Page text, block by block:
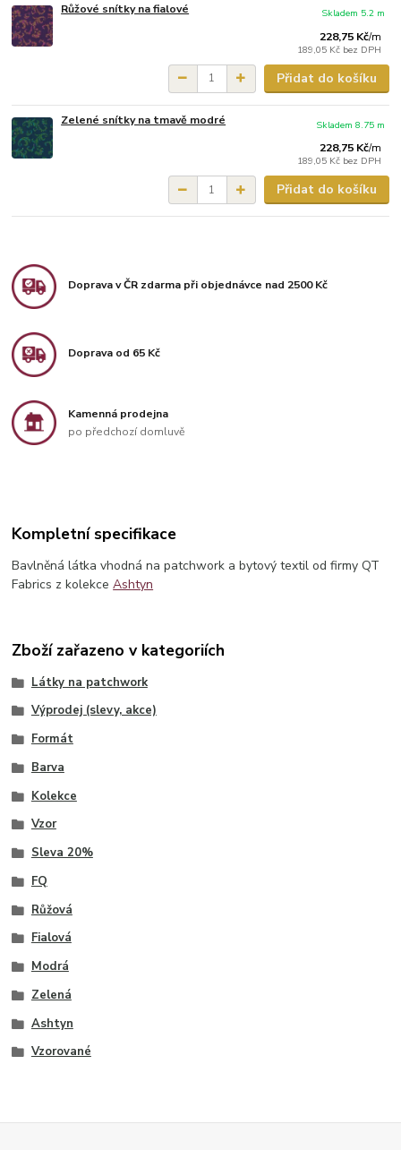
Růžové snítky na fialové
228,75 Kč/m
189,05 Kč bez DPH
Skladem 5.2 m
Přidat do košíku
Zelené snítky na tmavě modré
228,75 Kč/m
189,05 Kč bez DPH
Skladem 8.75 m
Přidat do košíku
Doprava v ČR zdarma při objednávce nad 2500 Kč
Doprava od 65 Kč
Kamenná prodejna
po předchozí domluvě
Kompletní specifikace
Bavlněná látka vhodná na patchwork a bytový textil od firmy QT
Fabrics z kolekceAshtyn
Zboží zařazeno v kategoriích
Látky na patchwork
Výprodej (slevy, akce)
Formát
Barva
Kolekce
Vzor
Sleva 20%
FQ
Růžová
Fialová
Modrá
Zelená
Ashtyn
Vzorované